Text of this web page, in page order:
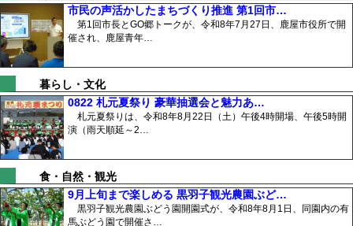
市民の声活かしたまちづくり推進 第1回市…
第1回市長とGO郷トークが、令和8年7月27日、鹿屋市役所で開
催され、鹿屋青年…
暮らし・文化
0822 札元夏祭り 豪華抽選会と魅力あ…
札元夏祭りは、令和8年8月22日（土）午後4時開場、午後5時開
演（雨天順延～2…
食・自然・観光
9月上旬まで楽しめる 黒羽子観光農園ぶど…
黒羽子観光農園ぶどう園開園式が、令和8年8月1日、同園内の有
馬ぶどう園で開催さ…